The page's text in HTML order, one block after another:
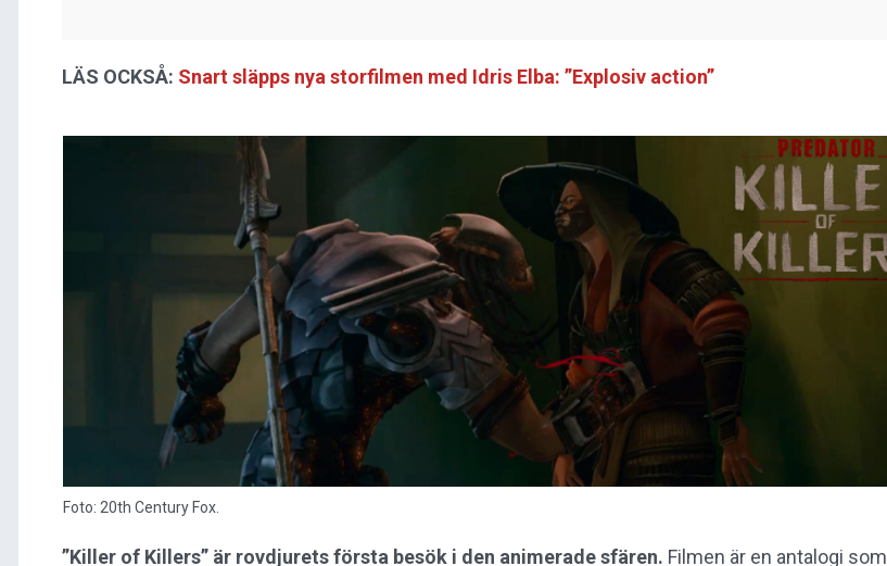
LÄS OCKSÅ: Snart släpps nya storfilmen med Idris Elba: ”Explosiv action”
Foto: 20th Century Fox.
”Killer of Killers” är rovdjurets första besök i den animerade sfären. Filmen är en antalogi som